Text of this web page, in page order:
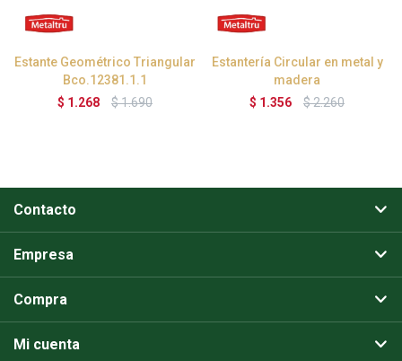
Estante Geométrico Triangular
Bco.12381.1.1
$ 1.268 $1.690
Estantería Circular en metal y
madera
$ 1.356 $2.260
Contacto
Empresa
Compra
Mi cuenta